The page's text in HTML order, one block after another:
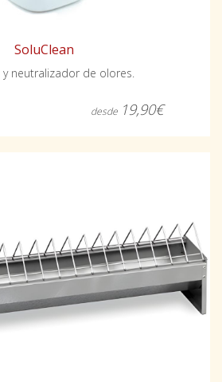
SoluClean
y neutralizador de olores.
desde 19,90€